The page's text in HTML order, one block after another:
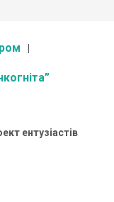
ентузіастів